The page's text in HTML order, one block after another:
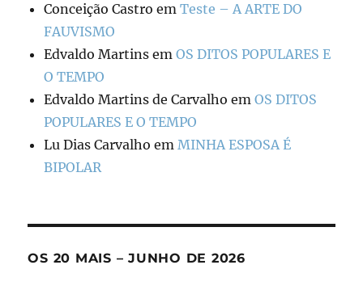
Conceição Castro emTeste – A ARTE DO
FAUVISMO
Edvaldo Martins emOS DITOS POPULARES E
O TEMPO
Edvaldo Martins de Carvalho emOS DITOS
POPULARES E O TEMPO
Lu Dias Carvalho emMINHA ESPOSA É
BIPOLAR
OS 20 MAIS – JUNHO DE 2026